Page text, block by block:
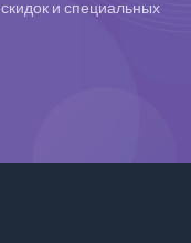
и специальных